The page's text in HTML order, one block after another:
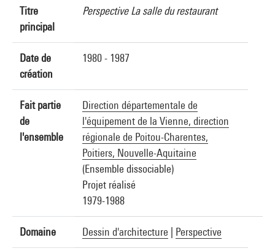
Titre
principal
Perspective La salle du restaurant
Date de
création
1980 - 1987
Fait partie
de
l'ensemble
Direction départementale de
l'équipement de la Vienne, direction
régionale de Poitou-Charentes,
Poitiers, Nouvelle-Aquitaine
(Ensemble dissociable)
Projet réalisé
1979-1988
Domaine Dessin d'architecture Perspective